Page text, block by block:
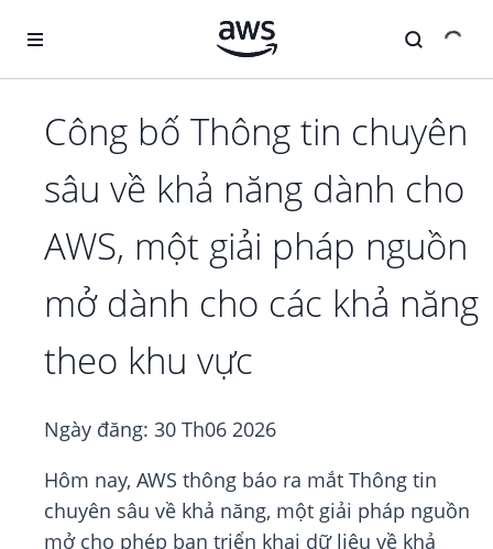
Công bố Thông tin chuyên
sâu về khả năng dành cho
AWS, một giải pháp nguồn
mở dành cho các khả năng
theo khu vực
Ngày đăng: 30 Th06 2026
Hôm nay, AWS thông báo ra mắt Thông tin
chuyên sâu về khả năng, một giải pháp nguồn
mở cho phép bạn triển khai dữ liệu về khả